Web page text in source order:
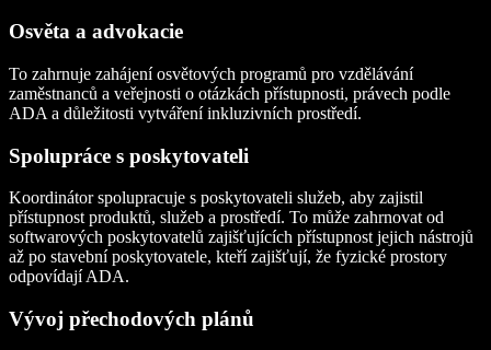
Osvěta a advokacie
To zahrnuje zahájení osvětových programů pro vzdělávání
zaměstnanců a veřejnosti o otázkách přístupnosti, právech podle
ADA a důležitosti vytváření inkluzivních prostředí.
Spolupráce s poskytovateli
Koordinátor spolupracuje s poskytovateli služeb, aby zajistil
přístupnost produktů, služeb a prostředí. To může zahrnovat od
softwarových poskytovatelů zajišťujících přístupnost jejich nástrojů
až po stavební poskytovatele, kteří zajišťují, že fyzické prostory
odpovídají ADA.
Vývoj přechodových plánů